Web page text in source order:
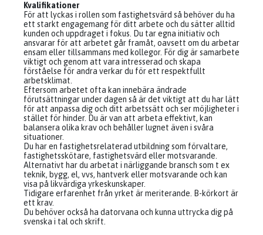
Kvalifikationer
För att lyckas i rollen som fastighetsvärd så behöver du ha
ett starkt engagemang för ditt arbete och du sätter alltid
kunden och uppdraget i fokus. Du tar egna initiativ och
ansvarar för att arbetet går framåt, oavsett om du arbetar
ensam eller tillsammans med kollegor. För dig är samarbete
viktigt och genom att vara intresserad och skapa
förståelse för andra verkar du för ett respektfullt
arbetsklimat.
Eftersom arbetet ofta kan innebära ändrade
förutsättningar under dagen så är det viktigt att du har lätt
för att anpassa dig och ditt arbetssätt och ser möjligheter i
stället för hinder. Du är van att arbeta effektivt, kan
balansera olika krav och behåller lugnet även i svåra
situationer.
Du har en fastighetsrelaterad utbildning som förvaltare,
fastighetsskötare, fastighetsvärd eller motsvarande.
Alternativt har du arbetat i närliggande bransch som t ex
teknik, bygg, el, vvs, hantverk eller motsvarande och kan
visa på likvärdiga yrkeskunskaper.
Tidigare erfarenhet från yrket är meriterande. B-körkort är
ett krav.
Du behöver också ha datorvana och kunna uttrycka dig på
svenska i tal och skrift.